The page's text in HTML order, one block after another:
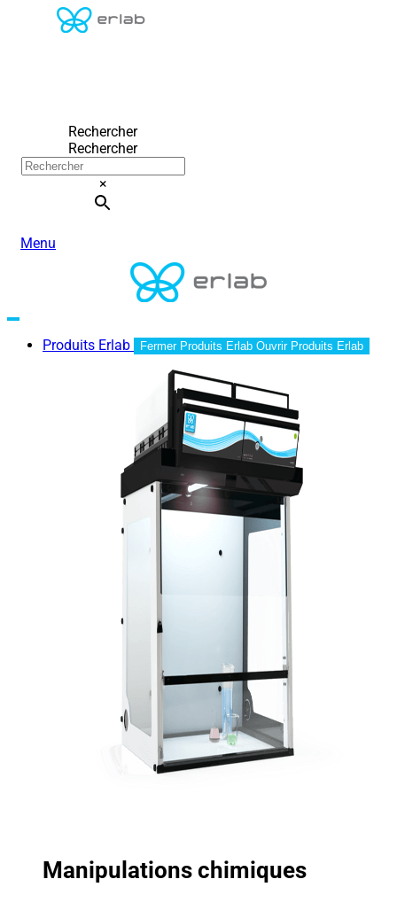
Rechercher
Rechercher
×
Menu
Produits Erlab Fermer Produits Erlab Ouvrir Produits Erlab
Manipulations chimiques